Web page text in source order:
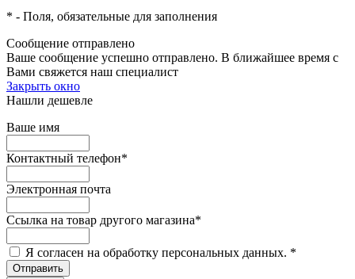
* - Поля, обязательные для заполнения
Сообщение отправлено
Ваше сообщение успешно отправлено. В ближайшее время с
Вами свяжется наш специалист
Закрыть окно
Нашли дешевле
Ваше имя
Контактный телефон*
Электронная почта
Ссылка на товар другого магазина*
Я согласен на обработку персональных данных. *